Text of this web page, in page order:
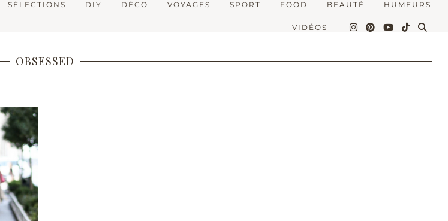
SÉLECTIONS DIY DÉCO VOYAGES SPORT FOOD BEAUTÉ HUMEURS
VIDÉOS
OBSESSED